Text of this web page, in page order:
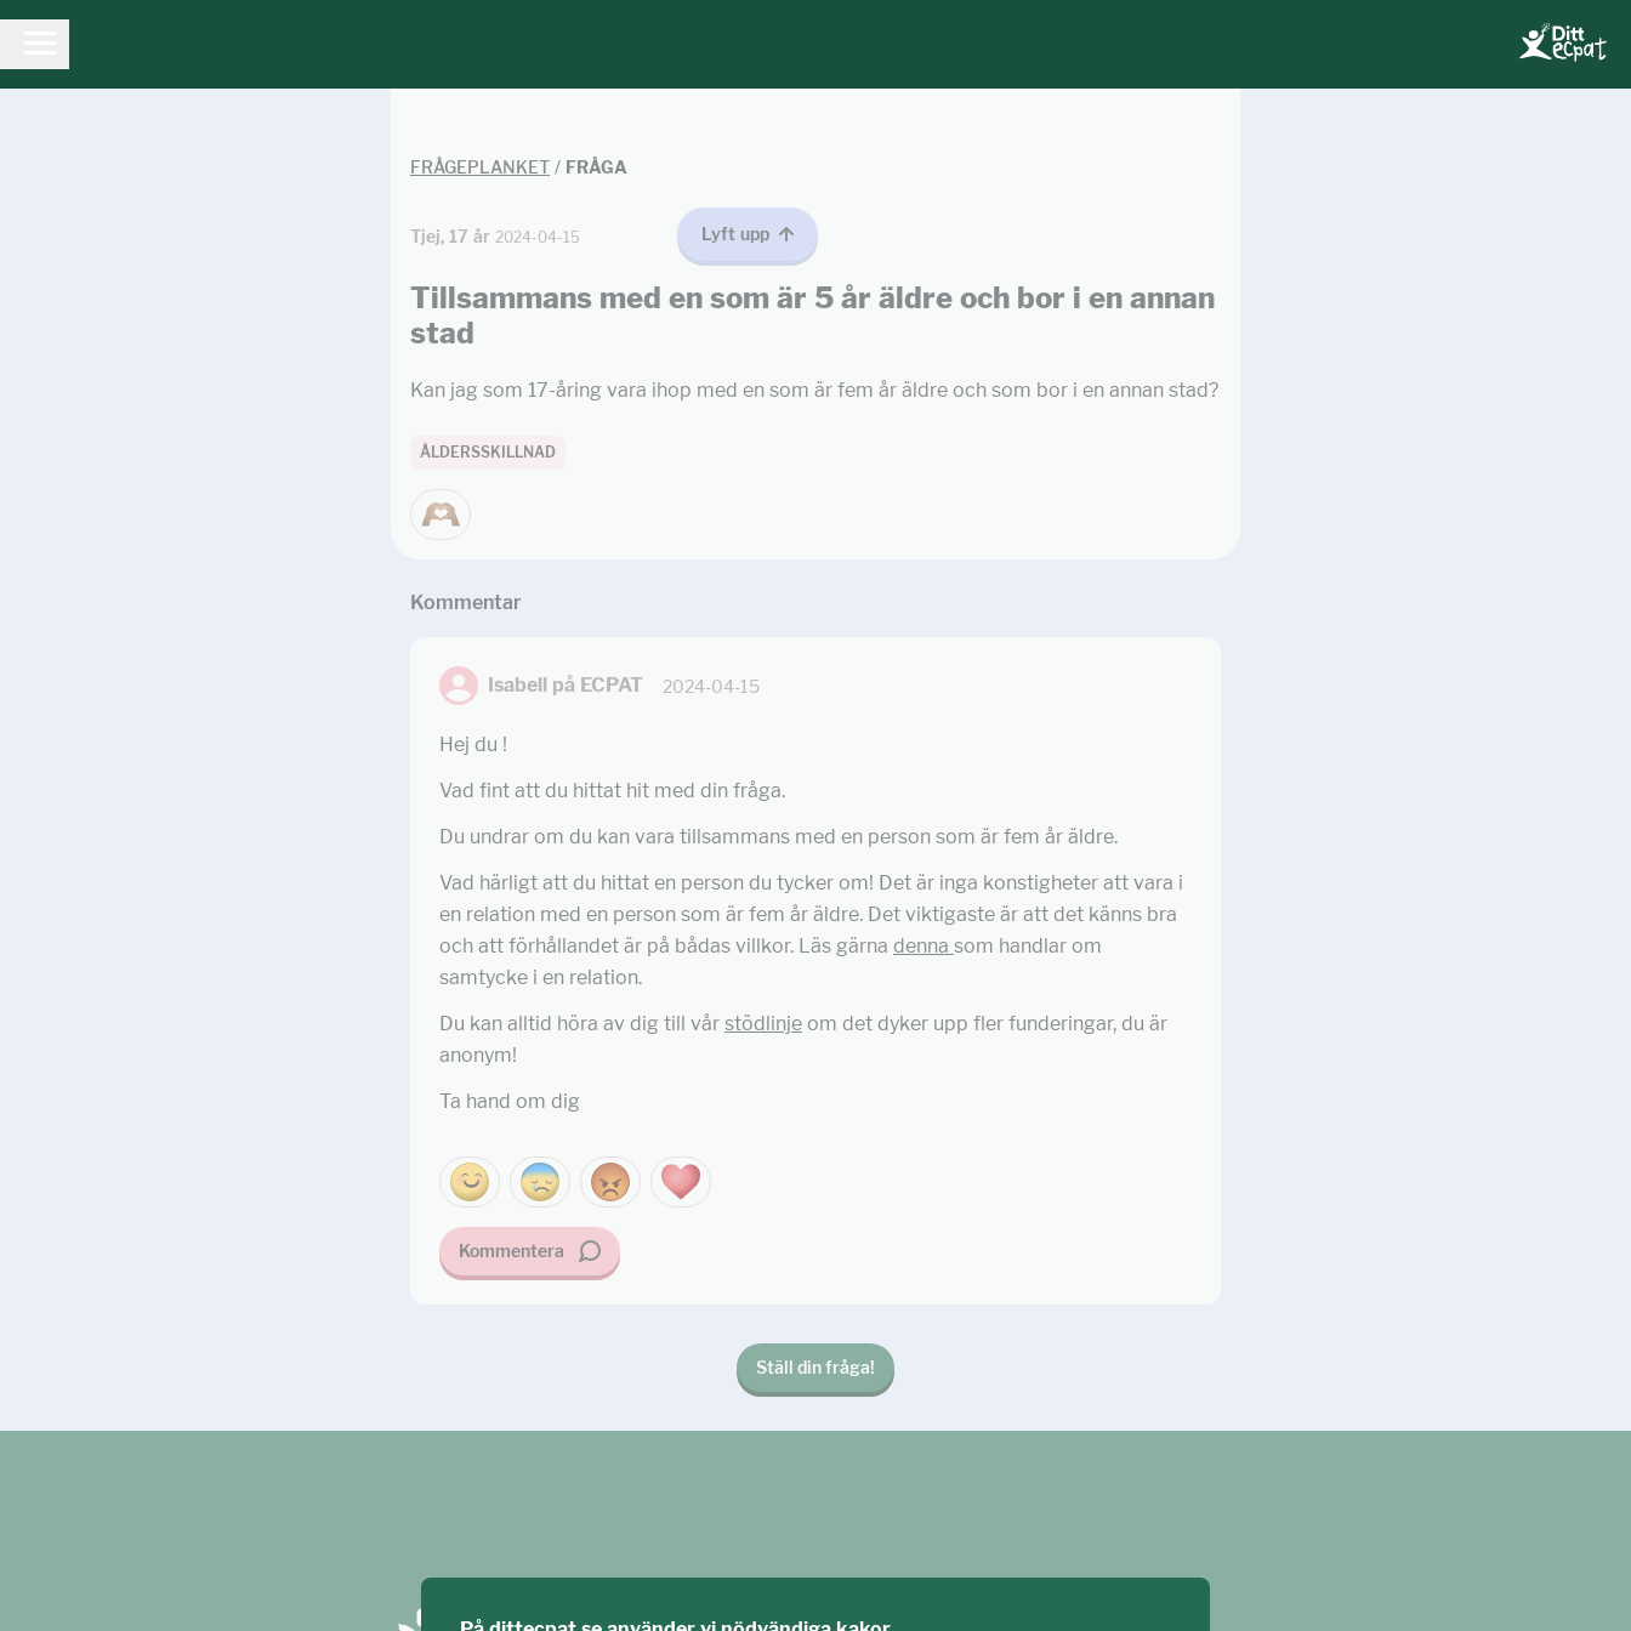
FRÅGEPLANKET / FRÅGA
Tjej, 17 år 2024-04-15 Lyft upp
Tillsammans med en som är 5 år äldre och bor i en annan
stad
Kan jag som 17-åring vara ihop med en som är fem år äldre och som bor i en annan stad?
ÅLDERSSKILLNAD
Kommentar
Isabell på ECPAT 2024-04-15
Hej du !
Vad fint att du hittat hit med din fråga.
Du undrar om du kan vara tillsammans med en person som är fem år äldre.
Vad härligt att du hittat en person du tycker om! Det är inga konstigheter att vara i
en relation med en person som är fem år äldre. Det viktigaste är att det känns bra
och att förhållandet är på bådas villkor. Läs gärna denna som handlar om
samtycke i en relation.
Du kan alltid höra av dig till vår stödlinje om det dyker upp fler funderingar, du är
anonym!
Ta hand om dig
Kommentera
Ställ din fråga!